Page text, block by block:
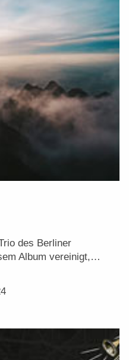
des Berliner
Album vereinigt,…